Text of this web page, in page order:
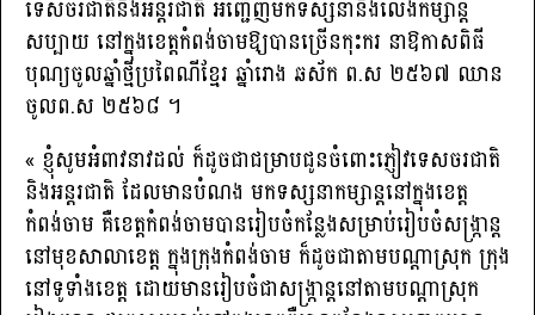
ទេសចរជាតិនិងអន្តរជាតិ អញ្ជើញមកទស្សនានិងលេងកម្សាន្ត
សប្បាយ នៅក្នុងខេត្តកំពង់ចាមឱ្យបានច្រើនកុះករ នាឱកាសពិធី
បុណ្យចូលឆ្នាំថ្មីប្រពៃណីខ្មែរ ឆ្នាំរោង ឆស័ក ព.ស ២៥៦៧ ឈាន
ចូលព.ស ២៥៦៨ ។
« ខ្ញុំសូមអំពាវនាវដល់ ក៏ដូចជាជម្រាបជូនចំពោះភ្ញៀវទេសចរជាតិ
និងអន្តរជាតិ ដែលមានបំណង មកទស្សនាកម្សាន្តនៅក្នុងខេត្ត
កំពង់ចាម គឺខេត្តកំពង់ចាមបានរៀបចំកន្លែងសម្រាប់រៀបចំសង្ក្រាន្ត
នៅមុខសាលាខេត្ត ក្នុងក្រុងកំពង់ចាម ក៏ដូចជាតាមបណ្ដាស្រុក ក្រុង
នៅទូទាំងខេត្ត ដោយមានរៀបចំជាសង្ក្រាន្តនៅតាមបណ្ដាស្រុក